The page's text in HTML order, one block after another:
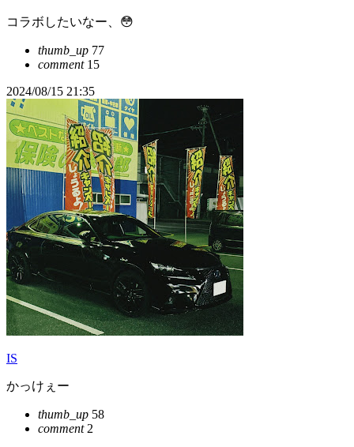
コラボしたいなー、😳
thumb_up 77
comment15
2024/08/15 21:35
IS
かっけぇー
thumb_up 58
comment2